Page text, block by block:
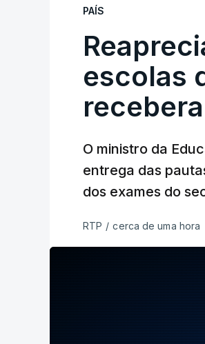
PAÍS
escolas
O ministro da
entrega das
dos exames do
RTP / cerca de uma hora